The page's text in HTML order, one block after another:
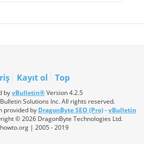
Kayıt ol Top
byvBulletin®Version 4.2.5
Solutions Inc. All rights reserved.
provided by DragonByte SEO (Pro)-vBulletin
© 2026 DragonByte Technologies Ltd.
| 2005 - 2019